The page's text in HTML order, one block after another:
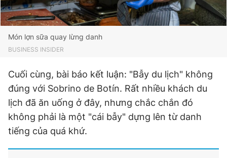
Món lợn sữa quay lừng danh
BUSINESS INSIDER
Cuối cùng, bài báo kết luận: "Bẫy du lịch" không
đúng với Sobrino de Botín. Rất nhiều khách du
lịch đã ăn uống ở đây, nhưng chắc chắn đó
không phải là một "cái bẫy" dựng lên từ danh
tiếng của quá khứ.